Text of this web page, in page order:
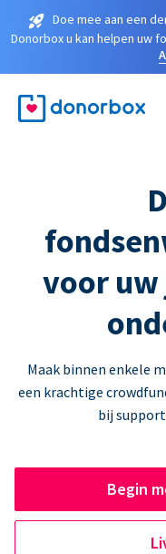
Doe mee aan een
Donorbox u kan helpen uw
voor
Maak binnen enkele
een krachtige
bij
Begin